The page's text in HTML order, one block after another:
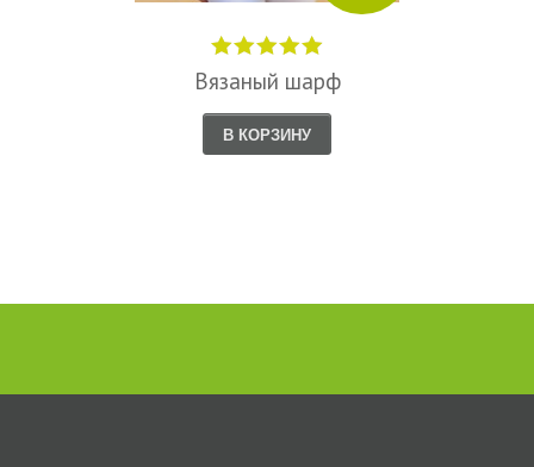
Вязаный шарф
В КОРЗИНУ